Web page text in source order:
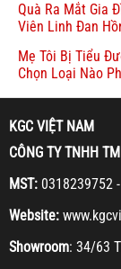
Quà Ra Mắt Gia
Viên Linh Đan
Mẹ Tôi Bị Tiểu
Chọn Loại Nào
KGC VIỆT NAM
CÔNG TY TNHH
MST: 0318239752 -
Website:
Showroom: 34/63